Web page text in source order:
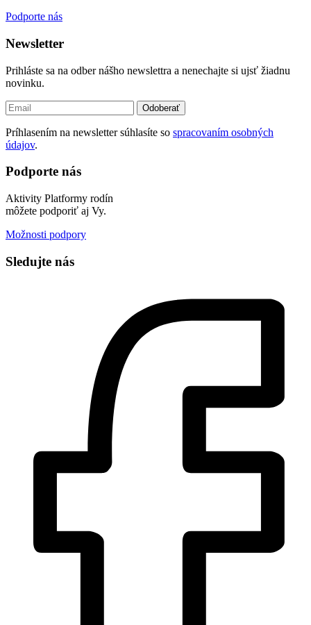
Podporte nás
Newsletter
Prihláste sa na odber nášho newslettra a nenechajte si ujsť žiadnu
novinku.
Odoberať
Príhlasením na newsletter súhlasíte so spracovaním osobných
údajov.
Podporte nás
Aktivity Platformy rodín
môžete podporiť aj Vy.
Možnosti podpory
Sledujte nás